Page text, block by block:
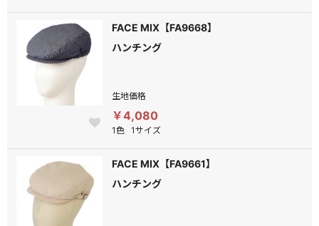
FACE MIX【FA9668】
ハンチング
生地価格
￥4,080
1色 1サイズ
FACE MIX【FA9661】
ハンチング